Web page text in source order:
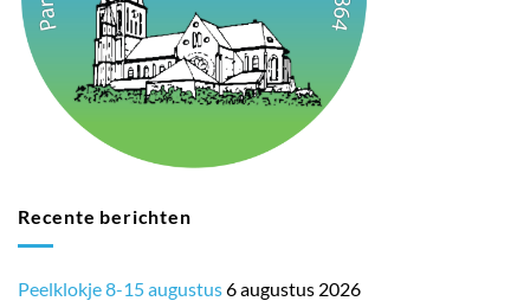
Recente berichten
Peelklokje 8-15 augustus6 augustus 2026